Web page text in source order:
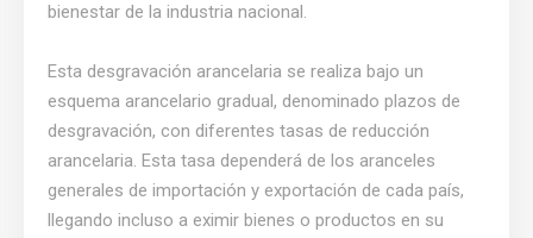
bienestar de la industria nacional.
Esta desgravación arancelaria se realiza bajo un
esquema arancelario gradual, denominado plazos de
desgravación, con diferentes tasas de reducción
arancelaria. Esta tasa dependerá de los aranceles
generales de importación y exportación de cada país,
llegando incluso a eximir bienes o productos en su